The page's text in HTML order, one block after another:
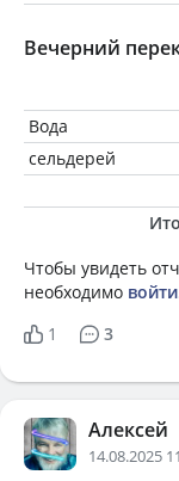
Вечерний
Вода
сельдерей
Чтобы увидеть
необходимо войти
1
3
Алексей
14.08.2025